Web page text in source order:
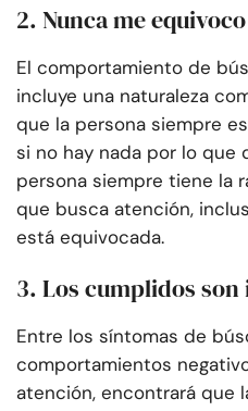
2. Nunca me equivoco
El comportamiento de
incluye una naturaleza
que la persona siempre
si no hay nada por lo que
persona siempre tiene la
que busca atención,
está equivocada.
3. Los cumplidos
Entre los síntomas de
comportamientos
atención, encontrará que